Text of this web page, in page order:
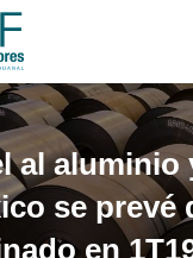
al aluminio
se prevé
en